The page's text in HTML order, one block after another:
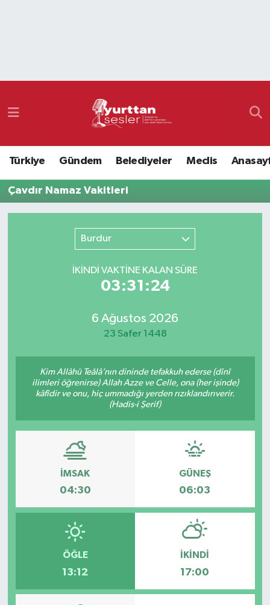
Türkiye Gündem Belediyeler Meclis
Çavdır Namaz Vakitleri
Burdur
İKINDI VAKTİNE KALAN SÜRE
03:31:24
6 Ağustos 2026
23 Safer 1448
Kim Allâhü Teâlâ’nın dininde tefakkuh ederse (dînî
ilimleri öğrenirse) Allah Azze ve Celle, ona (her işinde)
kâfîdir ve onu, hiç ummadığı yerden rızıklandırıverir.
(Hadis-i Şerif)
İMSAK
04:30
GÜNEŞ
06:03
ÖĞLE
13:12
İKINDI
17:00
Namaz Vakitleri
Süper Lig Puan Durumu ve Fikstür
Son Dakika Haberleri